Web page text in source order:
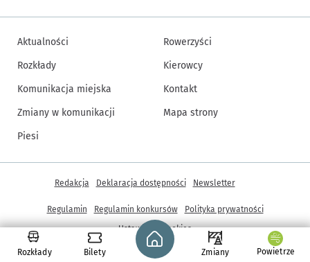
Rozkłady Bilety
Strona główna - wroclaw.pl
Zmiany Powietrze
Aktualności
Rozkłady
Komunikacja miejska
Zmiany w komunikacji
Piesi
Rowerzyści
Kierowcy
Kontakt
Mapa strony
© Copyright 2005-2026, ARAW S.A., Gmina Wrocław
Inne informacje
Redakcja Deklaracja dostępności Newsletter
Regulamin Regulamin konkursów
Polityka prywatności
Ustawienia cookies